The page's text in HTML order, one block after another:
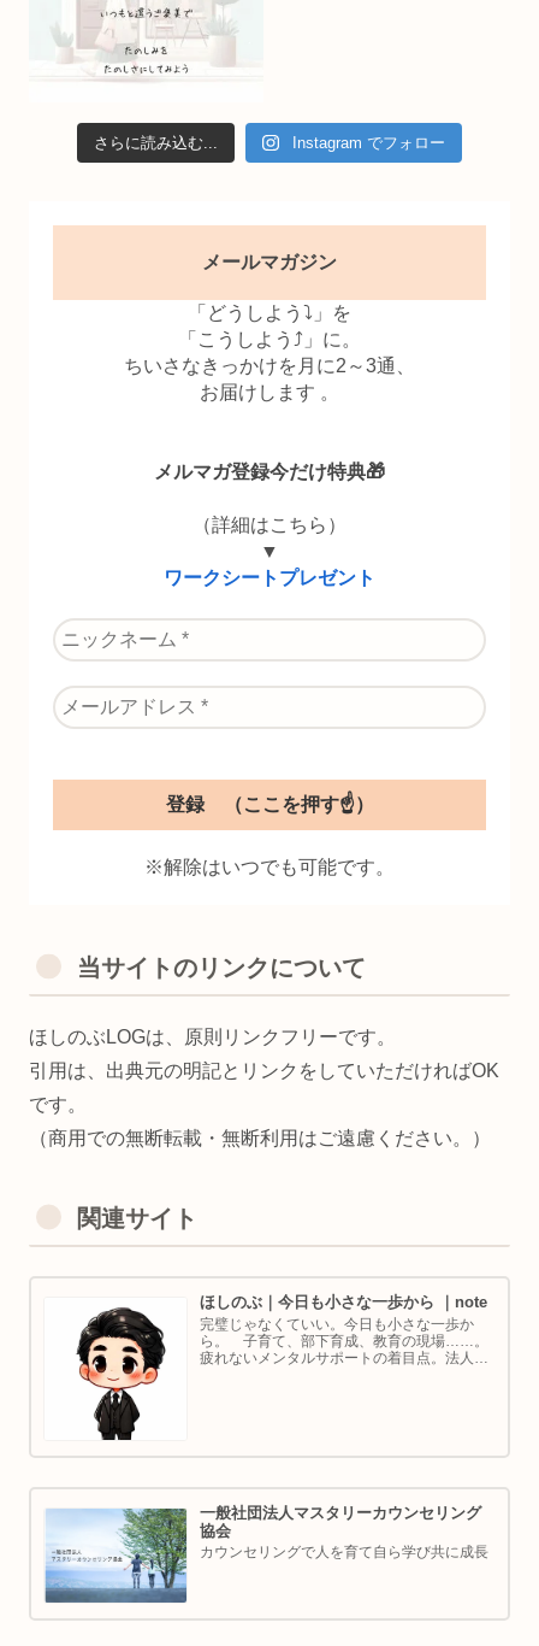
さらに読み込む... Instagram でフォロー
メールマガジン
「どうしよう⤵」を
「こうしよう⤴」に。
ちいさなきっかけを月に2～3通、
お届けします 。
メルマガ登録今だけ特典🎁
（詳細はこちら）
▼
ワークシートプレゼント
※解除はいつでも可能です。
当サイトのリンクについて
ほしのぶLOGは、原則リンクフリーです。
引用は、出典元の明記とリンクをしていただければOK
です。
（商用での無断転載・無断利用はご遠慮ください。）
関連サイト
ほしのぶ｜今日も小さな一歩から ｜note
完璧じゃなくていい。今日も小さな一歩か
ら。 子育て、部下育成、教育の現場……。
疲れないメンタルサポートの着目点。法人代
一般社団法人マスタリーカウンセリング
協会
カウンセリングで人を育て自ら学び共に成長